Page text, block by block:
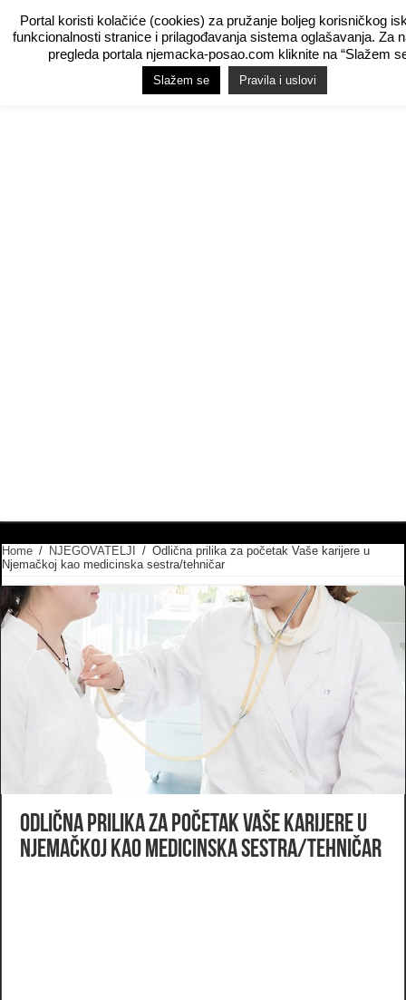
Home / NJEGOVATELJI / Odlična prilika za početak Vaše karijere u
Njemačkoj kao medicinska sestra/tehničar
Odlična prilika za početak Vaše karijere u
Njemačkoj kao medicinska sestra/tehničar
Portal koristi kolačiće (cookies) za pružanje boljeg korisničkog
funkcionalnosti stranice i prilagođavanja sistema oglašavanja. Za
pregleda portala njemacka-posao.com kliknite na “Slažem
Slažem se Pravila i uslovi